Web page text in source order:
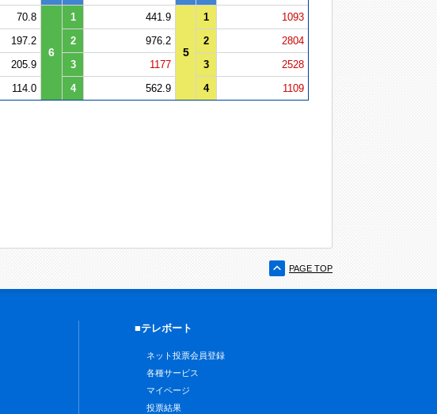
70.8
6
1 441.9
5
1
1093
197.2 2 976.2 2
2804
205.9 3 1177 3
2528
114.0 4 562.9 4 1109
PAGE TOP
■テレボート
ネット投票会員登録
各種サービス
マイページ
投票結果